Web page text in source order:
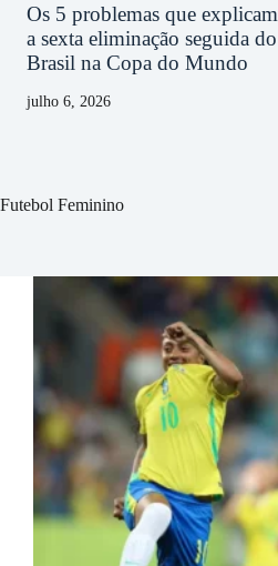
Os 5 problemas que explicam
a sexta eliminação seguida do
Brasil na Copa do Mundo
julho 6, 2026
Futebol Feminino